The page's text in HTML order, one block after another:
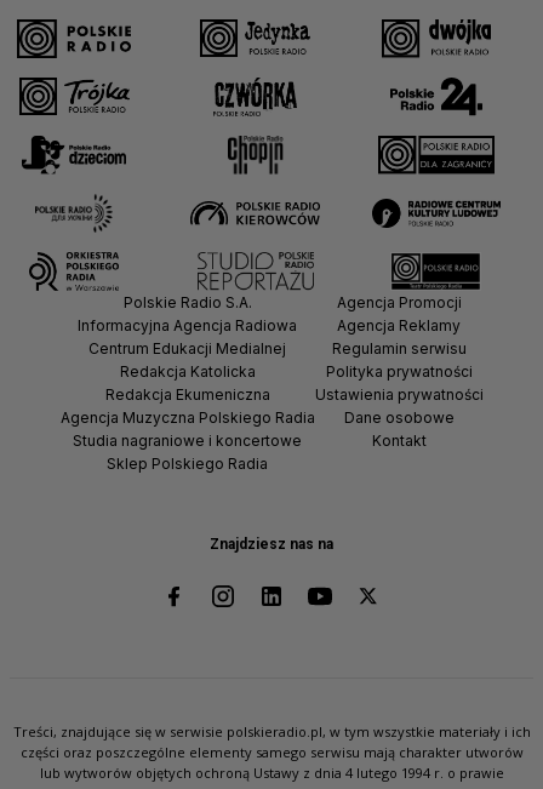
Znajdziesz nas na
Polskie Radio S.A.
Informacyjna Agencja Radiowa
Centrum Edukacji Medialnej
Redakcja Katolicka
Redakcja Ekumeniczna
Agencja Muzyczna Polskiego Radia
Studia nagraniowe i koncertowe
Sklep Polskiego Radia
Agencja Promocji
Agencja Reklamy
Regulamin serwisu
Polityka prywatności
Ustawienia prywatności
Dane osobowe
Kontakt
Treści, znajdujące się w serwisie polskieradio.pl, w tym wszystkie materiały i ich
części oraz poszczególne elementy samego serwisu mają charakter utworów
lub wytworów objętych ochroną Ustawy z dnia 4 lutego 1994 r. o prawie